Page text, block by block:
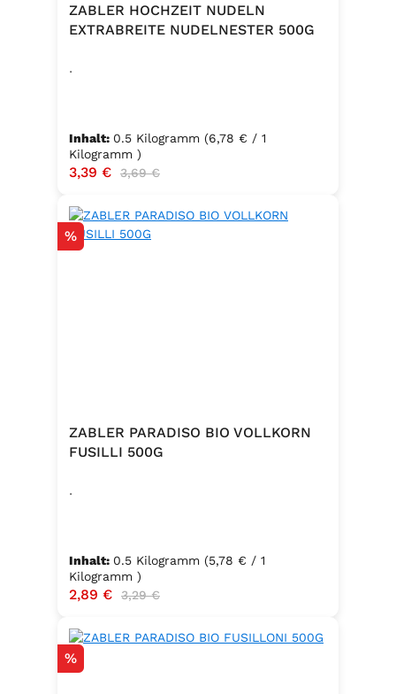
ZABLER HOCHZEIT NUDELN
EXTRABREITE NUDELNESTER 500G
.
Inhalt: 0.5 Kilogramm (6,78 € / 1
Kilogramm )
Verkaufspreis:
3,39 € Regulärer Preis:
3,69 €
Rabatt
%
ZABLER PARADISO BIO VOLLKORN
FUSILLI 500G
.
Inhalt: 0.5 Kilogramm (5,78 € / 1
Kilogramm )
Verkaufspreis:
2,89 € Regulärer Preis:
3,29 €
Rabatt
%